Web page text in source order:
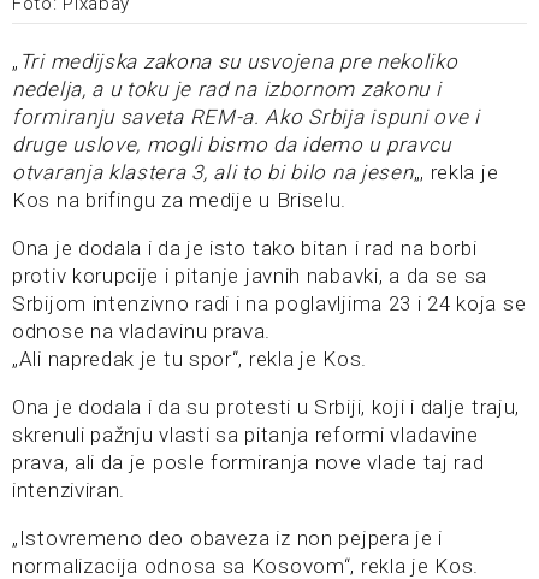
„ Tri medijska zakona su usvojena pre nekoliko
nedelja, a u toku je rad na izbornom zakonu i
formiranju saveta REM-a. Ako Srbija ispuni ove i
druge uslove, mogli bismo da idemo u pravcu
otvaranja klastera 3, ali to bi bilo na jesen„, rekla je
Kos na brifingu za medije u Briselu.
Ona je dodala i da je isto tako bitan i rad na borbi
protiv korupcije i pitanje javnih nabavki, a da se sa
Srbijom intenzivno radi i na poglavljima 23 i 24 koja se
odnose na vladavinu prava.
„Ali napredak je tu spor“, rekla je Kos.
Ona je dodala i da su protesti u Srbiji, koji i dalje traju,
skrenuli pažnju vlasti sa pitanja reformi vladavine
prava, ali da je posle formiranja nove vlade taj rad
intenziviran.
„Istovremeno deo obaveza iz non pejpera je i
normalizacija odnosa sa Kosovom“, rekla je Kos.